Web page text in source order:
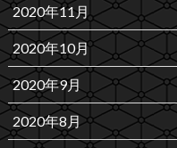
2020年11月
2020年10月
2020年9月
2020年8月